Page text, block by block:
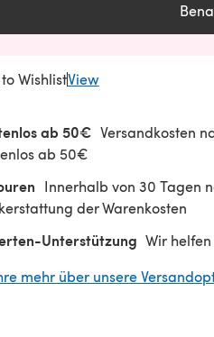
WishlistView
ab 50€ Versandkosten
ab 50€
Innerhalb von 30 Tagen
der Warenkosten
Unterstützung Wir
mehr über unsere